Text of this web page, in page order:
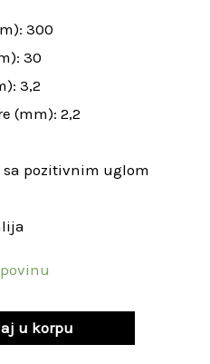
300
30
3,2
(mm): 2,2
sa pozitivnim uglom
u korpu